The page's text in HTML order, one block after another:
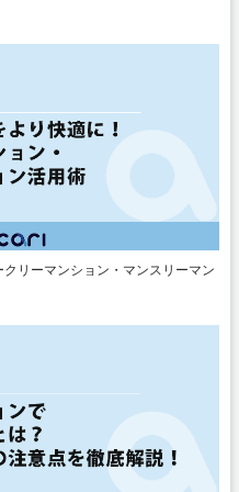
リーマンション・マンスリーマン